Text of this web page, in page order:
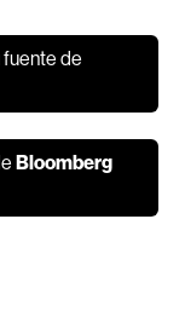
fuente de
Bloomberg